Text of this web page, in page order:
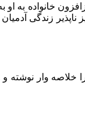
خانواده به
زندگی
وار نوشته و